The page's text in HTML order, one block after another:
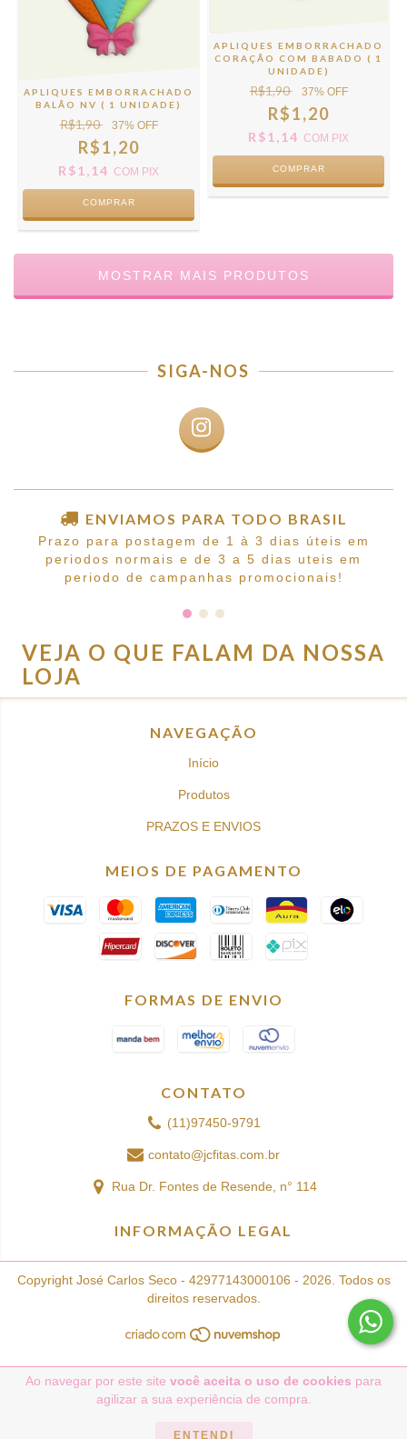
Ao navegar por este site você aceita o uso de cookies para
agilizar a sua experiência de compra.
ENTENDI
APLIQUES EMBORRACHADO
BALÃO NV ( 1 UNIDADE)
R$1,90 37% OFF
R$1,20
R$1,14 COM PIX
COMPRAR
APLIQUES EMBORRACHADO
CORAÇÃO COM BABADO ( 1
UNIDADE)
R$1,90 37% OFF
R$1,20
R$1,14 COM PIX
COMPRAR
MOSTRAR MAIS PRODUTOS
SIGA-NOS
ENVIAMOS PARA TODO BRASIL
Prazo para postagem de 1 à 3 dias úteis em
periodos normais e de 3 a 5 dias uteis em
periodo de campanhas promocionais!
VEJA O QUE FALAM DA NOSSA
LOJA
NAVEGAÇÃO
Início
Produtos
PRAZOS E ENVIOS
MEIOS DE PAGAMENTO
FORMAS DE ENVIO
CONTATO
(11)97450-9791
contato@jcfitas.com.br
Rua Dr. Fontes de Resende, n° 114
INFORMAÇÃO LEGAL
Copyright José Carlos Seco - 42977143000106 - 2026. Todos os
direitos reservados.